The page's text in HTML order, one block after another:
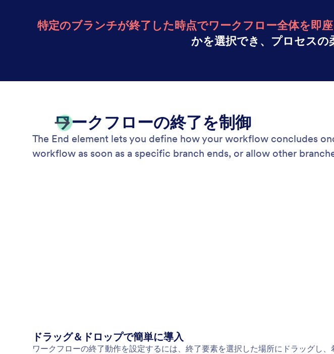
特定のブランチが終了した時点でワークフロー全体を即
かを選択でき、プロセスの
ワークフローの終了を制御
The End element lets you define how your workflow concludes
workflow as soon as a specific branch ends, or allow other
ドラッグ＆ドロップで簡単に導入
ワークフローの終了動作を設定するには、終了要素を選択した場所にドラッグし、